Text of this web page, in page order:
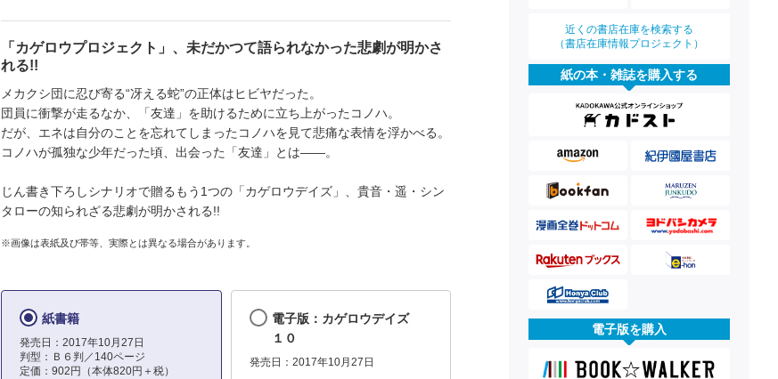
「カゲロウプロジェクト」、未だかつて語られなかった悲劇が明かさ
れる!!
メカクシ団に忍び寄る“冴える蛇”の正体はヒビヤだった。
団員に衝撃が走るなか、「友達」を助けるために立ち上がったコノハ。
だが、エネは自分のことを忘れてしまったコノハを見て悲痛な表情を浮かべる。
コノハが孤独な少年だった頃、出会った「友達」とは――。
じん書き下ろしシナリオで贈るもう1つの「カゲロウデイズ」、貴音・遥・シン
タローの知られざる悲劇が明かされる!!
※画像は表紙及び帯等、実際とは異なる場合があります。
紙書籍
発売日：2017年10月27日
判型：Ｂ６判／140ページ
定価：902円（本体820円＋税）
電子版：カゲロウデイズ
１０
発売日：2017年10月27日
近くの書店在庫を検索する
（書店在庫情報プロジェクト）
紙の本・雑誌を購入する
電子版を購入